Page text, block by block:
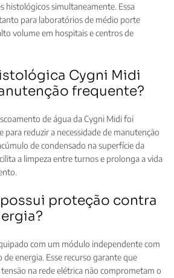
histológicos simultaneamente. Essa
para laboratórios de médio porte
volume em hospitais e centros de
Cygni Midi
frequente?
de água da Cygni Midi foi
reduzir a necessidade de manutenção
de condensado na superfície da
a limpeza entre turnos e prolonga a vida
proteção contra
com um módulo independente com
energia. Esse recurso garante que
na rede elétrica não comprometam o